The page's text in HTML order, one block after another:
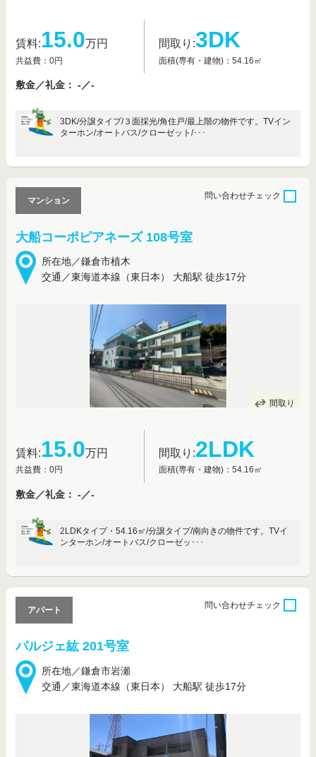
賃料:15.0万円
共益費：0円
間取り:3DK
面積(専有・建物)：54.16㎡
敷金／礼金： -／-
3DK/分譲タイプ/３面採光/角住戸/最上階の物件です。TVイン
ターホン/オートバス/クローゼット/･･･
大船コーポピアネーズ 108号室
所在地／鎌倉市植木
交通／東海道本線（東日本） 大船駅 徒歩17分
マンション
問い合わせチェック
間取り
賃料:15.0万円
共益費：0円
間取り:2LDK
面積(専有・建物)：54.16㎡
敷金／礼金： -／-
2LDKタイプ・54.16㎡/分譲タイプ/南向きの物件です。TVイ
ンターホン/オートバス/クローゼッ･･･
パルジェ紘 201号室
所在地／鎌倉市岩瀬
交通／東海道本線（東日本） 大船駅 徒歩17分
アパート
問い合わせチェック